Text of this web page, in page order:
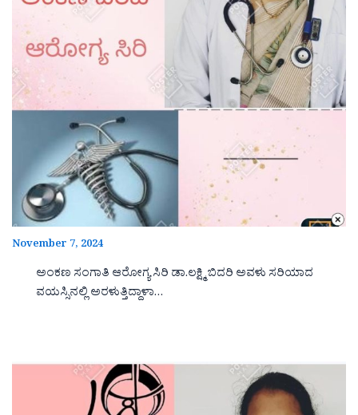
November 7, 2024
ಅಂಕಣ ಸಂಗಾತಿ ಆರೋಗ್ಯ ಸಿರಿ ಡಾ.ಲಕ್ಷ್ಮಿ ಬಿದರಿ ಅವಳು ಸರಿಯಾದ
ವಯಸ್ಸಿನಲ್ಲಿ ಅರಳುತ್ತಿದ್ದಾಳಾ…